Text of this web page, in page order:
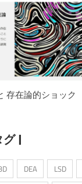
存在論的ショック
グ |
DEA LSD